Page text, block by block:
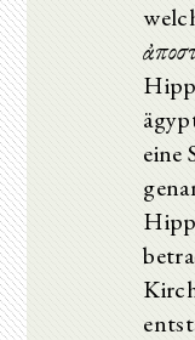
eine